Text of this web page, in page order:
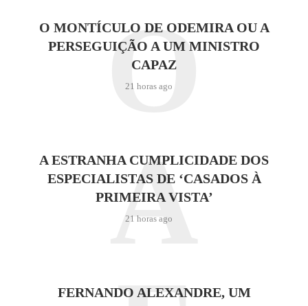
O MONTÍCULO DE ODEMIRA OU A
PERSEGUIÇÃO A UM MINISTRO
CAPAZ
21 horas ago
O
A ESTRANHA CUMPLICIDADE DOS
ESPECIALISTAS DE ‘CASADOS À
PRIMEIRA VISTA’
21 horas ago
A
FERNANDO ALEXANDRE, UM